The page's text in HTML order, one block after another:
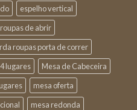
espelho vertical
de abrir
roupas porta de correr
lugares
Mesa de Cabeceira
mesa oferta
mesa redonda